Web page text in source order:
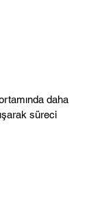
daha
süreci